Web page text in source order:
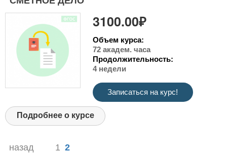
3100.00₽
Объем курса:
72 академ. часа
Продолжительность:
4 недели
Записаться на курс!
Подробнее о курсе
назад 1 2